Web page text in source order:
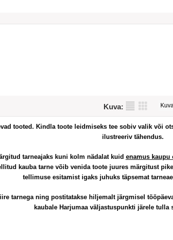
Kuva:
tooted. Kindla toote leidmiseks tee sobiv valik või
ilustreeriv tähendus.
tarneajaks kuni kolm nädalat kuid enamus kaupu
kauba tarne võib venida toote juures märgitust
tellimuse esitamist igaks juhuks täpsemat
tarnega ning postitatakse hiljemalt järgmisel
kaubale Harjumaa väljastuspunkti järele tulla